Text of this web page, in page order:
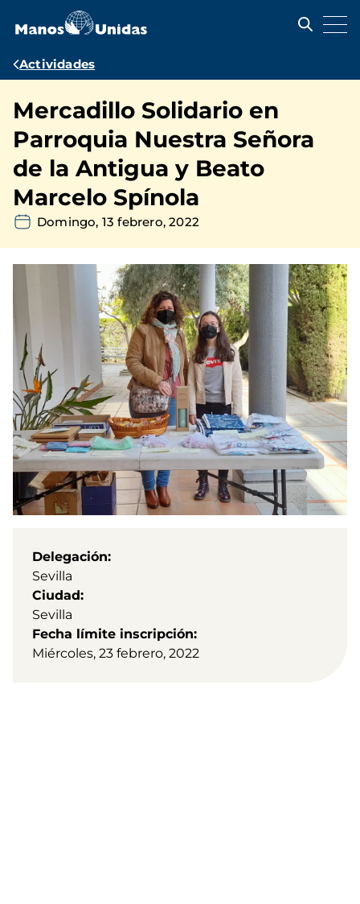
contenido
Ruta
navegación
Actividades
Mercadillo Solidario en
Parroquia Nuestra Señora
de la Antigua y Beato
Marcelo Spínola
Domingo, 13 febrero, 2022
Delegación
Sevilla
Ciudad
Sevilla
Fecha límite inscripción
Miércoles, 23 febrero, 2022